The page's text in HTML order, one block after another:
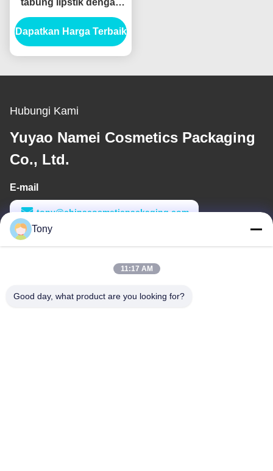
tabung lipstik dengan
kapasitas standar
Dapatkan Harga Terbaik
Hubungi Kami
Yuyao Namei Cosmetics Packaging
Co., Ltd.
E-mail
tony@chinacosmeticpackaging.com
Waktu Kerja
Tony
11:17 AM
Good day, what product are you looking for?